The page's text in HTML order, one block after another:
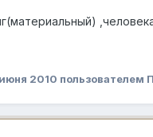
2010 пользователем